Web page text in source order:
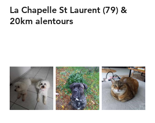
La Chapelle St Laurent (79) &
20km alentours